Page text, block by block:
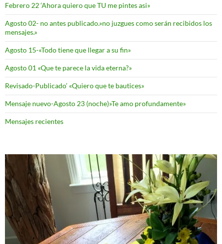
Febrero 22 ‘Ahora quiero que TU me pintes asi»
Agosto 02- no antes publicado.»no juzgues como serán recibidos los
mensajes.»
Agosto 15-«Todo tiene que llegar a su fin»
Agosto 01 «Que te parece la vida eterna?»
Revisado-Publicado’ «Quiero que te bautices»
Mensaje nuevo-Agosto 23 (noche)»Te amo profundamente»
Mensajes recientes